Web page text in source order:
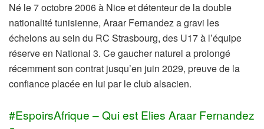
Né le 7 octobre 2006 à Nice et détenteur de la double
nationalité tunisienne, Araar Fernandez a gravi les
échelons au sein du RC Strasbourg, des U17 à l’équipe
réserve en National 3. Ce gaucher naturel a prolongé
récemment son contrat jusqu’en juin 2029, preuve de la
confiance placée en lui par le club alsacien.
#EspoirsAfrique – Qui est Elies Araar Fernandez